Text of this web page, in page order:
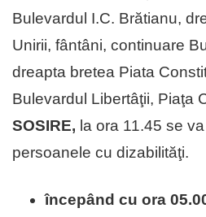
Bulevardul I.C. Brătianu,
Unirii, fântâni, continuare
dreapta bretea Piata
Bulevardul Libertâţii, Piaţa
SOSIRE, la ora 11.45 se
persoanele cu dizabilităţi.
începând cu ora